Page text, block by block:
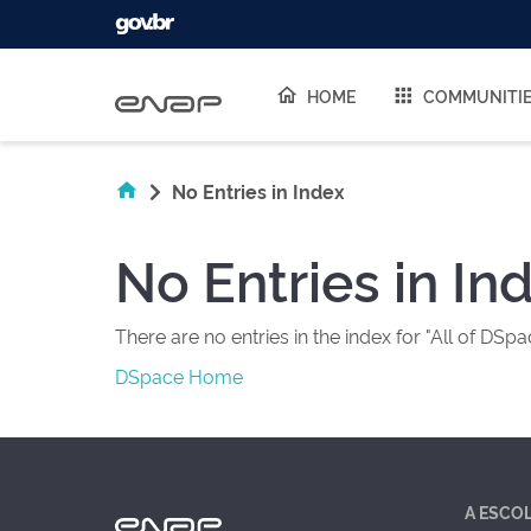
HOME
No Entries in Index
No Entries in
There are no entries in the index for "All of
DSpace Home
A